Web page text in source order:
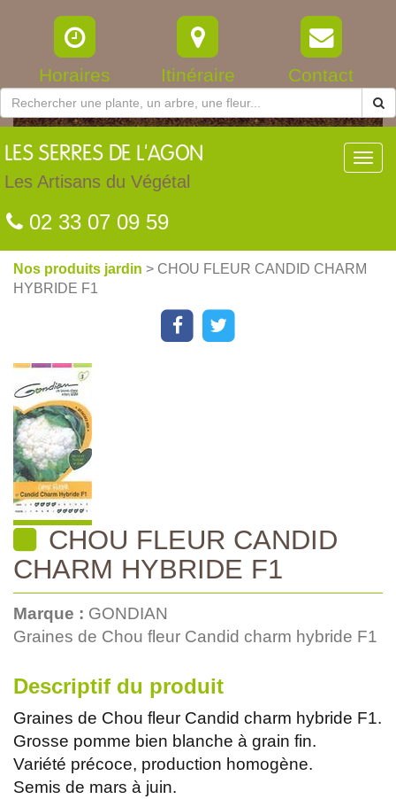
Horaires Itinéraire Contact
LES SERRES DE L'AGON
Les Artisans du Végétal
02 33 07 09 59
Nos produits jardin > CHOU FLEUR CANDID CHARM
HYBRIDE F1
CHOU FLEUR CANDID
CHARM HYBRIDE F1
Marque : GONDIAN
Graines de Chou fleur Candid charm hybride F1
Descriptif du produit
Graines de Chou fleur Candid charm hybride F1.
Grosse pomme bien blanche à grain fin.
Variété précoce, production homogène.
Semis de mars à juin.